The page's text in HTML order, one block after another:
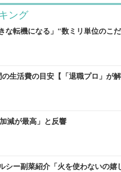
ング
転機になる」“数ミリ単位のこ
生活費の目安【「退職プロ」が解
減が最高」と反響
ー副菜紹介「火を使わないの